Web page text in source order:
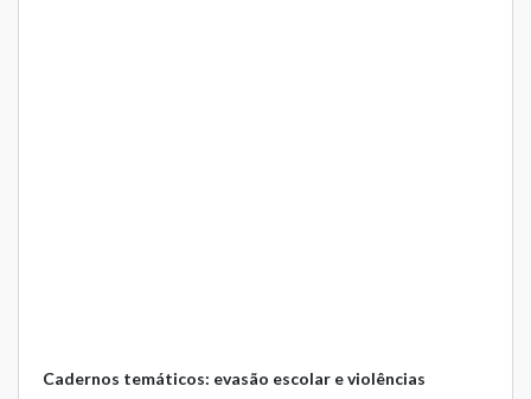
Cadernos temáticos: evasão escolar e violências